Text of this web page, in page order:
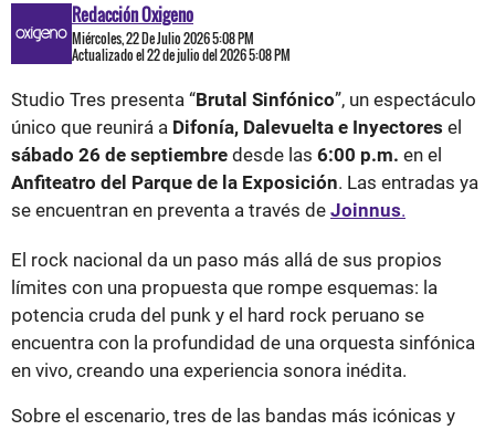
Redacción Oxigeno
Miércoles, 22 De Julio 2026 5:08 PM
Actualizado el 22 de julio del 2026 5:08 PM
Studio Tres presenta “Brutal Sinfónico”, un espectáculo
único que reunirá a Difonía, Dalevuelta e Inyectores el
sábado 26 de septiembre desde las 6:00 p.m. en el
Anfiteatro del Parque de la Exposición. Las entradas ya
se encuentran en preventa a través de Joinnus.
El rock nacional da un paso más allá de sus propios
límites con una propuesta que rompe esquemas: la
potencia cruda del punk y el hard rock peruano se
encuentra con la profundidad de una orquesta sinfónica
en vivo, creando una experiencia sonora inédita.
Sobre el escenario, tres de las bandas más icónicas y